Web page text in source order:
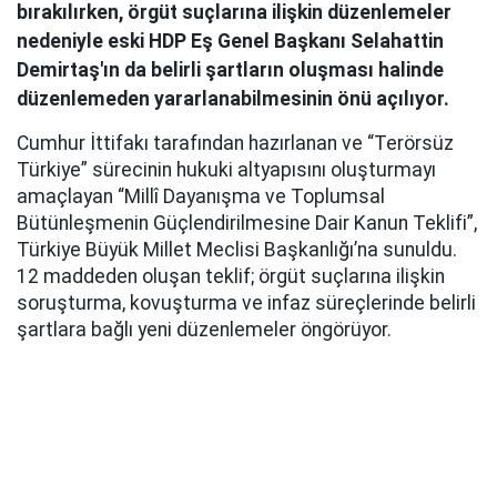
bırakılırken, örgüt suçlarına ilişkin düzenlemeler
nedeniyle eski HDP Eş Genel Başkanı Selahattin
Demirtaş'ın da belirli şartların oluşması halinde
düzenlemeden yararlanabilmesinin önü açılıyor.
Cumhur İttifakı tarafından hazırlanan ve “Terörsüz
Türkiye” sürecinin hukuki altyapısını oluşturmayı
amaçlayan “Millî Dayanışma ve Toplumsal
Bütünleşmenin Güçlendirilmesine Dair Kanun Teklifi”,
Türkiye Büyük Millet Meclisi Başkanlığı’na sunuldu.
12 maddeden oluşan teklif; örgüt suçlarına ilişkin
soruşturma, kovuşturma ve infaz süreçlerinde belirli
şartlara bağlı yeni düzenlemeler öngörüyor.